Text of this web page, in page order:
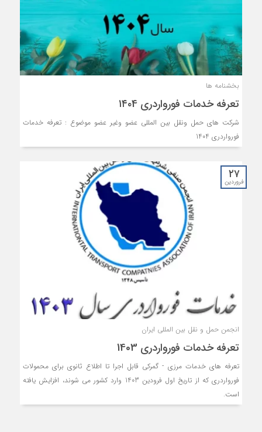
بخشنامه ها
تعرفه خدمات فورواردری ۱۴۰4
شركت هاى حمل ونقل بين المللى عضو وغير عضو موضوع : تعرفه خدمات
فورواردرى 1404
۲۷
فروردین
انجمن حمل و نقل بین المللی ایران
تعرفه خدمات فورواردری 1403
تعرفه های خدمات مرزی - گمرکی قابل اجرا تا اطلاع ثانوی برای محمولات
فورواردری که از تاریخ اول فرودین 1403 وارد کشور می شوند، افزایش یافته
است.